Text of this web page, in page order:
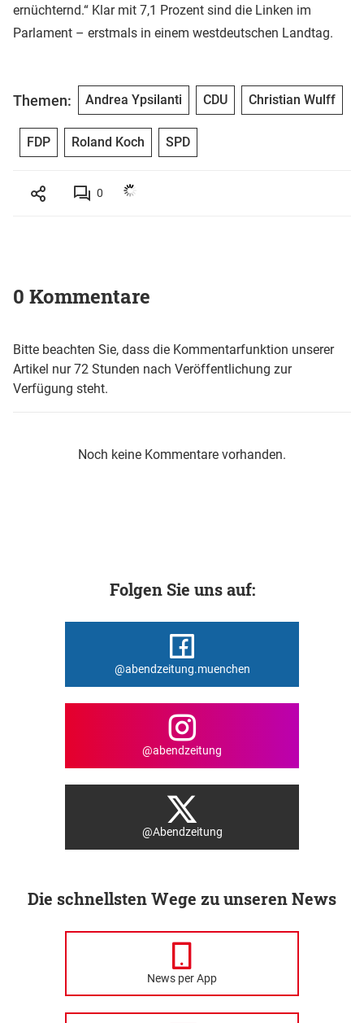
ernüchternd.“ Klar mit 7,1 Prozent sind die Linken im
Parlament – erstmals in einem westdeutschen Landtag.
Themen: Andrea Ypsilanti CDU Christian Wulff
FDP Roland Koch SPD
0
0 Kommentare
Bitte beachten Sie, dass die Kommentarfunktion unserer
Artikel nur 72 Stunden nach Veröffentlichung zur
Verfügung steht.
Noch keine Kommentare vorhanden.
Folgen Sie uns auf:
@abendzeitung.muenchen
@abendzeitung
@Abendzeitung
Die schnellsten Wege zu unseren News
News per App